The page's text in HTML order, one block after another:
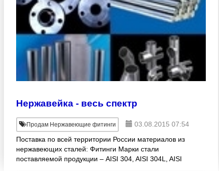
Нержавейка - весь спектр
Продам Нержавеющие фитинги
03.08.2015 07:54
Поставка по всей территории России материалов из
нержавеющих сталей: Фитинги Марки стали
поставляемой продукции – AISI 304, AISI 304L, AISI